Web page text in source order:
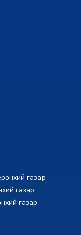
газар
газар
газар